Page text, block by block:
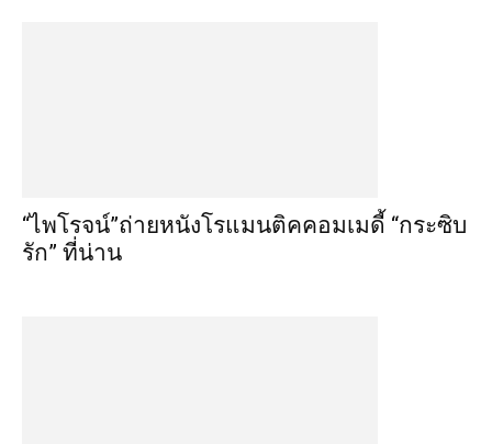
“ไพโรจน์”ถ่ายหนังโรแมนติคคอมเมดี้ “กระซิบ
รัก” ที่น่าน